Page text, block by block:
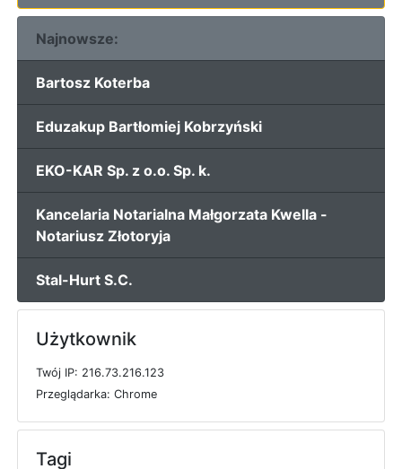
Najnowsze:
Bartosz Koterba
Eduzakup Bartłomiej Kobrzyński
EKO-KAR Sp. z o.o. Sp. k.
Kancelaria Notarialna Małgorzata Kwella -
Notariusz Złotoryja
Stal-Hurt S.C.
Użytkownik
Twój IP: 216.73.216.123
Przeglądarka: Chrome
Tagi